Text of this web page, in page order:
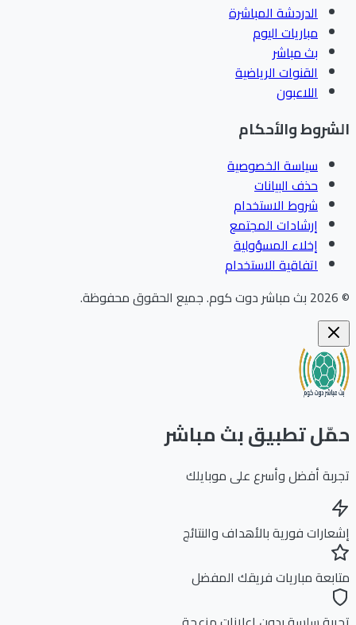
الدردشة المباشرة
مباريات اليوم
بث مباشر
القنوات الرياضية
اللاعبون
والأحكام
سياسة الخصوصية
حذف البيانات
شروط الاستخدام
إرشادات المجتمع
إخلاء المسؤولية
اتفاقية الاستخدام
بث مباشر دوت كوم.جميع الحقوق محفوظة.
تطبيق بث مباشر
أفضل وأسرع على موبايلك
فورية بالأهداف والنتائج
مباريات فريقك المفضل